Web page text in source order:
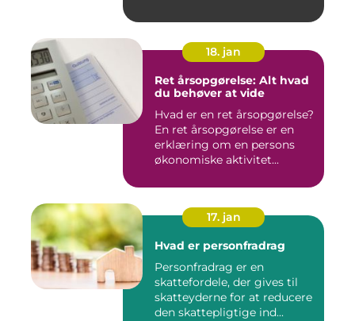
18. jan
Ret årsopgørelse: Alt hvad
du behøver at vide
Hvad er en ret årsopgørelse?
En ret årsopgørelse er en
erklæring om en persons
økonomiske aktivitet...
17. jan
Hvad er personfradrag
Personfradrag er en
skattefordele, der gives til
skatteyderne for at reducere
den skattepligtige ind...